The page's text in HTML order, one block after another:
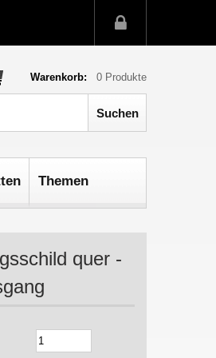
Warenkorb: 0 Produkte
Themen
quer -